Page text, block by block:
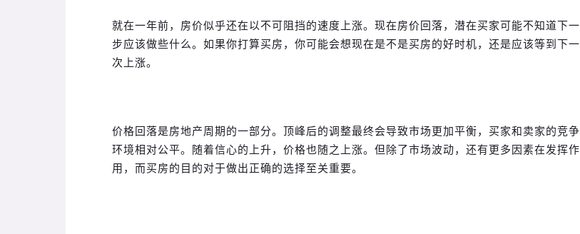
就在一年前，房价似乎还在以不可阻挡的速度上涨。现在房价回落，潜在买家可能不知道下一
步应该做些什么。如果你打算买房，你可能会想现在是不是买房的好时机，还是应该等到下一
次上涨。
价格回落是房地产周期的一部分。顶峰后的调整最终会导致市场更加平衡，买家和卖家的竞争
环境相对公平。随着信心的上升，价格也随之上涨。但除了市场波动，还有更多因素在发挥作
用，而买房的目的对于做出正确的选择至关重要。